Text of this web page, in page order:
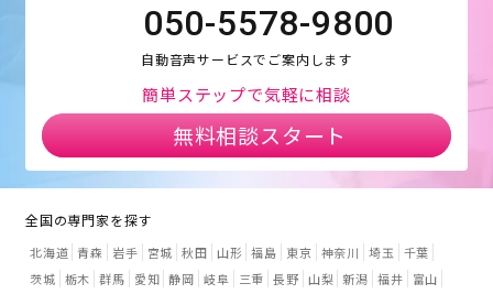
050-5578-9800
自動音声サービスでご案内します
簡単ステップで気軽に相談
無料相談スタート
全国の専門家を探す
北海道 青森 岩手 宮城 秋田 山形 福島 東京 神奈川 埼玉
千葉
茨城 栃木 群馬 愛知 静岡 岐阜 三重 長野 山梨 新潟 福井
富山